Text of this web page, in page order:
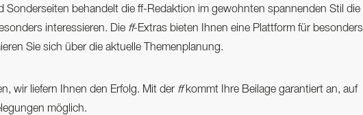
Sonderseiten behandelt die ff-Redaktion im gewohnten spannenden Stil die
interessieren. Die ff-Extras bieten Ihnen eine Plattform für besonders
Sie sich über die aktuelle Themenplanung.
wir liefern Ihnen den Erfolg. Mit der ffkommt Ihre Beilage garantiert an, auf
möglich.